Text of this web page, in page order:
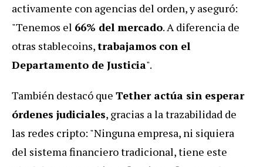
activamente con agencias del orden, y aseguró:
"Tenemos el 66% del mercado. A diferencia de
otras stablecoins,trabajamos con el
Departamento de Justicia".
También destacó que Tether actúa sin esperar
órdenes judiciales, gracias a la trazabilidad de
las redes cripto: "Ninguna empresa, ni siquiera
del sistema financiero tradicional, tiene este